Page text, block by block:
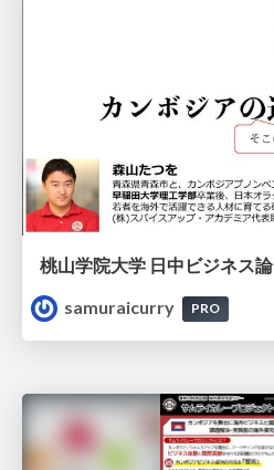
桃山学院大学 日中ビジネス
samuraicurry
PRO